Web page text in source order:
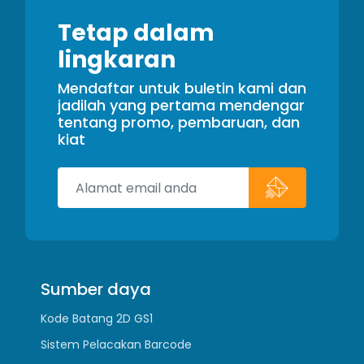
Tetap dalam
lingkaran
Mendaftar untuk buletin kami dan
jadilah yang pertama mendengar
tentang promo, pembaruan, dan
kiat
Sumber daya
Kode Batang 2D GS1
Sistem Pelacakan Barcode